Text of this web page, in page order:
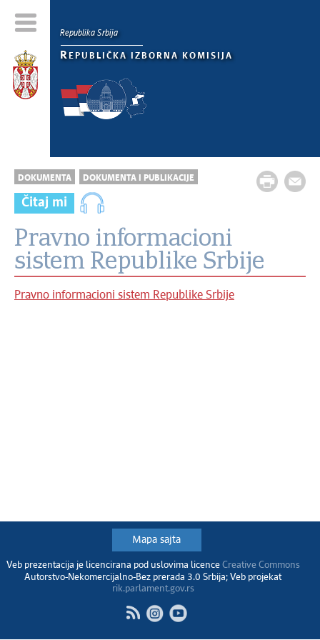
Republika Srbija
R EPUBLIČKA IZBORNA KOMISIJA
DOKUMENTA DOKUMENTA I PUBLIKACIJE
Čitaj mi
Pravno informacioni
sistem Republike Srbije
Pravno informacioni sistem Republike Srbije
Mapa sajta
Veb prezentacija je licencirana pod uslovima licence Creative Commons
Autorstvo-Nekomercijalno-Bez prerada 3.0 Srbija; Veb projekat
rik.parlament.gov.rs